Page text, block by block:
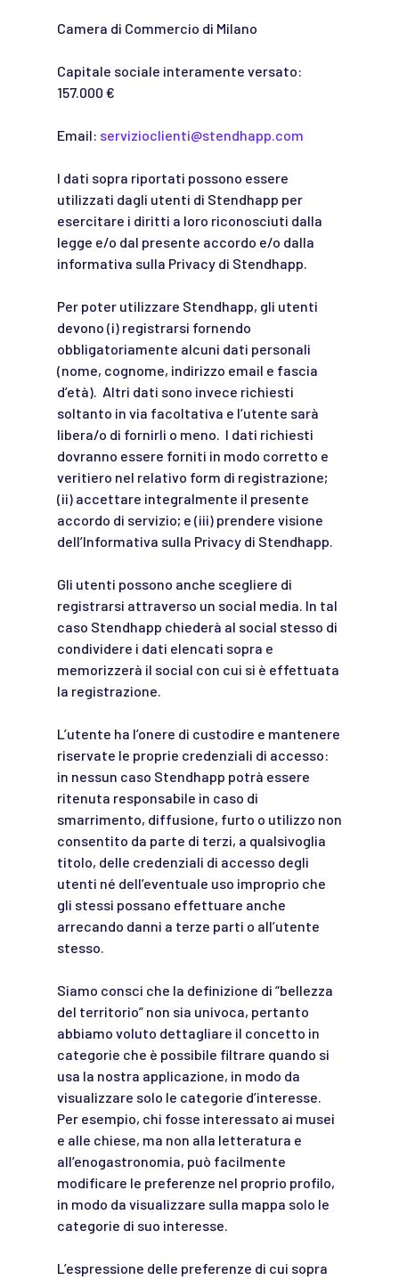
Camera di Commercio di Milano
Capitale sociale interamente versato:
157.000 €
Email: servizioclienti@stendhapp.com
I dati sopra riportati possono essere
utilizzati dagli utenti di Stendhapp per
esercitare i diritti a loro riconosciuti dalla
legge e/o dal presente accordo e/o dalla
informativa sulla Privacy di Stendhapp.
Per poter utilizzare Stendhapp, gli utenti
devono (i) registrarsi fornendo
obbligatoriamente alcuni dati personali
(nome, cognome, indirizzo email e fascia
d’età). Altri dati sono invece richiesti
soltanto in via facoltativa e l’utente sarà
libera/o di fornirli o meno. I dati richiesti
dovranno essere forniti in modo corretto e
veritiero nel relativo form di registrazione;
(ii) accettare integralmente il presente
accordo di servizio; e (iii) prendere visione
dell’Informativa sulla Privacy di Stendhapp.
Gli utenti possono anche scegliere di
registrarsi attraverso un social media. In tal
caso Stendhapp chiederà al social stesso di
condividere i dati elencati sopra e
memorizzerà il social con cui si è effettuata
la registrazione.
L’utente ha l’onere di custodire e mantenere
riservate le proprie credenziali di accesso:
in nessun caso Stendhapp potrà essere
ritenuta responsabile in caso di
smarrimento, diffusione, furto o utilizzo non
consentito da parte di terzi, a qualsivoglia
titolo, delle credenziali di accesso degli
utenti né dell’eventuale uso improprio che
gli stessi possano effettuare anche
arrecando danni a terze parti o all’utente
stesso.
Siamo consci che la definizione di “bellezza
del territorio” non sia univoca, pertanto
abbiamo voluto dettagliare il concetto in
categorie che è possibile filtrare quando si
usa la nostra applicazione, in modo da
visualizzare solo le categorie d’interesse.
Per esempio, chi fosse interessato ai musei
e alle chiese, ma non alla letteratura e
all’enogastronomia, può facilmente
modificare le preferenze nel proprio profilo,
in modo da visualizzare sulla mappa solo le
categorie di suo interesse.
L’espressione delle preferenze di cui sopra